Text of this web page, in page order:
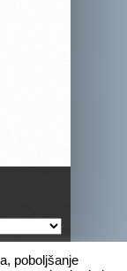
poboljšanje